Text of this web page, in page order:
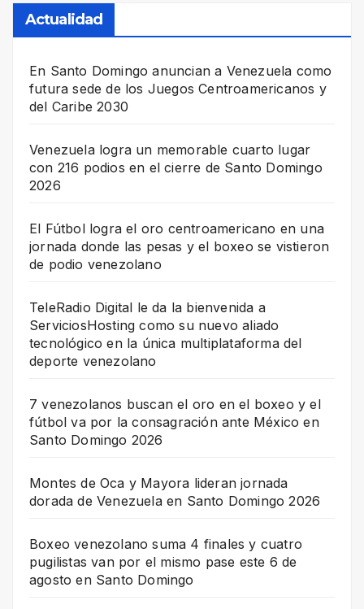
Actualidad
En Santo Domingo anuncian a Venezuela como
futura sede de los Juegos Centroamericanos y
del Caribe 2030
Venezuela logra un memorable cuarto lugar
con 216 podios en el cierre de Santo Domingo
2026
El Fútbol logra el oro centroamericano en una
jornada donde las pesas y el boxeo se vistieron
de podio venezolano
TeleRadio Digital le da la bienvenida a
ServiciosHosting como su nuevo aliado
tecnológico en la única multiplataforma del
deporte venezolano
7 venezolanos buscan el oro en el boxeo y el
fútbol va por la consagración ante México en
Santo Domingo 2026
Montes de Oca y Mayora lideran jornada
dorada de Venezuela en Santo Domingo 2026
Boxeo venezolano suma 4 finales y cuatro
pugilistas van por el mismo pase este 6 de
agosto en Santo Domingo